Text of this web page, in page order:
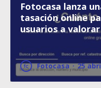
Fotocasa lanza
tasación online
usuarios a
Fotocasa · 25